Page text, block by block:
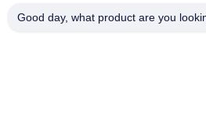
Werksbesichtigung
Good day, what product are you